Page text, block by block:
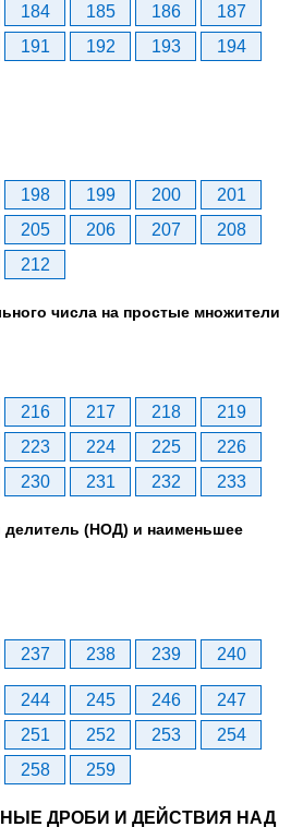
184 185 186
187
191 192 193 194
198 199 200
201
205 206 207
208
212
числа на простые множители
216 217 218
219
223 224 225
226
230 231 232 233
(НОД) и наименьшее
237 238 239 240
244 245 246
247
251 252 253
254
258 259
ДРОБИ И ДЕЙСТВИЯ НАД